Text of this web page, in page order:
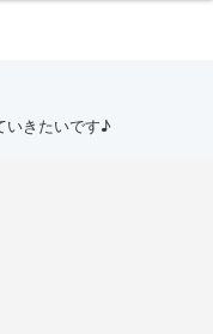
いきたいです♪